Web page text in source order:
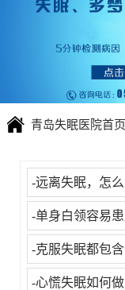
青岛失眠医院首页
-远离失眠，怎
-单身白领容易
-克服失眠都包
-心慌失眠如何做